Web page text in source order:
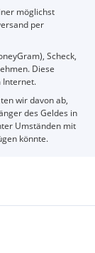
möglichst
per
Scheck,
Diese
Internet.
wir davon ab,
des Geldes in
Umständen mit
könnte.